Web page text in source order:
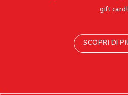
gift card!
SCOPRI DI